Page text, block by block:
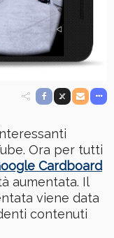
Ora per tutti
Cardboard
aumentata. Il
viene data
contenuti